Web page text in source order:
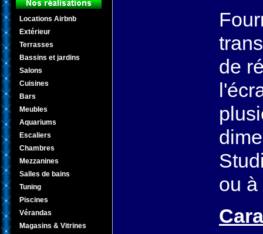
Locations Airbnb
Extérieur
Terrasses
Bassins et jardins
Salons
Cuisines
Bars
Meubles
Aquariums
Escaliers
Chambres
Mezzanines
Salles de bains
Tuning
Piscines
Vérandas
Magasins & Vitrines
de
ou à